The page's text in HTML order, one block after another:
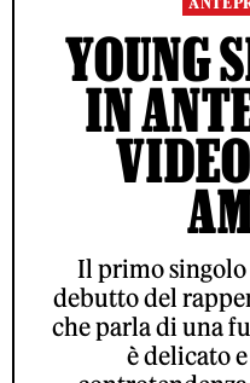
YOUNG
IN
Il primo singolo
debutto del
che parla di una
è delicato